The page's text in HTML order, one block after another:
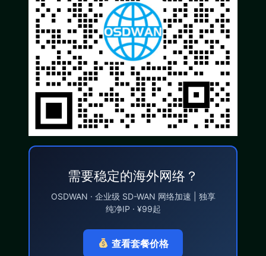
需要稳定的海外网络？
OSDWAN · 企业级 SD-WAN 网络加速 | 独享
纯净IP · ¥99起
查看套餐价格